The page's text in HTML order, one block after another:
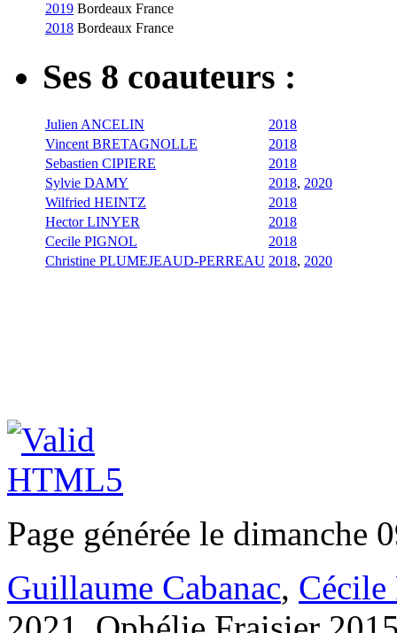
2019 Bordeaux France
2018 Bordeaux France
Ses 8 coauteurs :
Julien ANCELIN
2018
Vincent BRETAGNOLLE
2018
Sebastien CIPIERE
2018
Sylvie DAMY
2018, 2020
Wilfried HEINTZ
2018
Hector LINYER
2018
Cecile PIGNOL
2018
Christine PLUMEJEAUD-PERREAU 2018, 2020
Page générée le dimanche
Guillaume Cabanac, Cécile